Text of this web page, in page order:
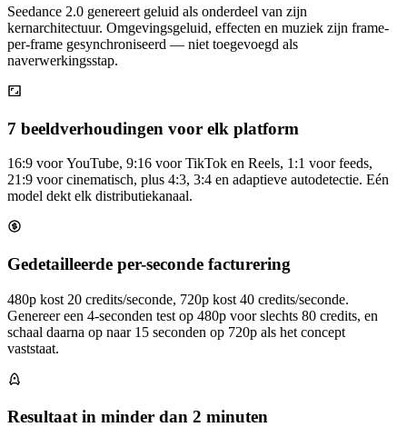
Seedance 2.0 genereert geluid als onderdeel van zijn
kernarchitectuur. Omgevingsgeluid, effecten en muziek zijn frame-
per-frame gesynchroniseerd — niet toegevoegd als
naverwerkingsstap.
7 beeldverhoudingen voor elk platform
16:9 voor YouTube, 9:16 voor TikTok en Reels, 1:1 voor feeds,
21:9 voor cinematisch, plus 4:3, 3:4 en adaptieve autodetectie. Eén
model dekt elk distributiekanaal.
Gedetailleerde per-seconde facturering
480p kost 20 credits/seconde, 720p kost 40 credits/seconde.
Genereer een 4-seconden test op 480p voor slechts 80 credits, en
schaal daarna op naar 15 seconden op 720p als het concept
vaststaat.
Resultaat in minder dan 2 minuten